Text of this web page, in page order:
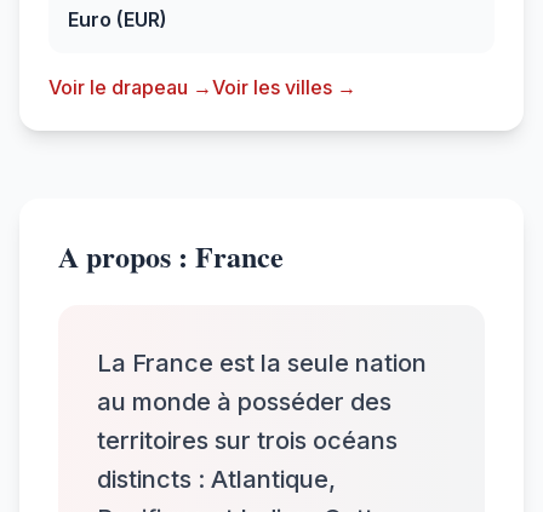
Euro (EUR)
Voir le drapeau →Voir les villes →
A propos : France
La France est la seule nation
au monde à posséder des
territoires sur trois océans
distincts : Atlantique,